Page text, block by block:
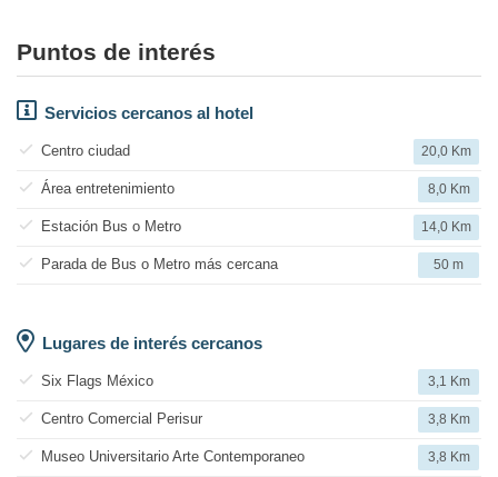
Puntos de interés
Servicios cercanos al hotel
Centro ciudad 20,0 Km
Área entretenimiento 8,0 Km
Estación Bus o Metro 14,0 Km
Parada de Bus o Metro más cercana 50 m
Lugares de interés cercanos
Six Flags México 3,1 Km
Centro Comercial Perisur 3,8 Km
Museo Universitario Arte Contemporaneo 3,8 Km